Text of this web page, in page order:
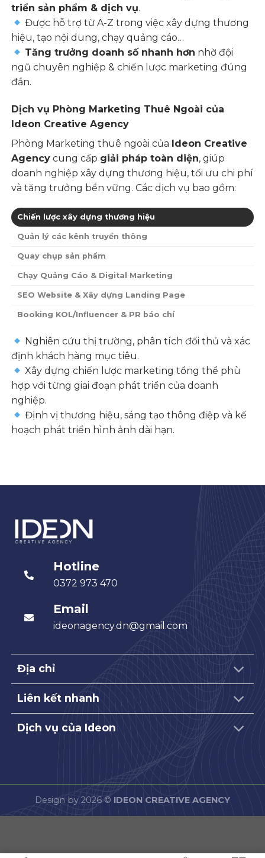
triển sản phẩm & dịch vụ.
Được hỗ trợ từ A-Z trong việc xây dựng thương
hiệu, tạo nội dung, chạy quảng cáo…
Tăng trưởng doanh số nhanh hơn nhờ đội
ngũ chuyên nghiệp & chiến lược marketing đúng
đắn.
Dịch vụ Phòng Marketing Thuê Ngoài của
Ideon Creative Agency
Phòng Marketing thuê ngoài của Ideon Creative
Agency cung cấp giải pháp toàn diện, giúp
doanh nghiệp xây dựng thương hiệu, tối ưu chi phí
và tăng trưởng bền vững. Các dịch vụ bao gồm:
Chiến lược xây dựng thương hiệu
Quản lý các kênh truyền thông
Quay chụp sản phẩm
Chạy Quảng Cáo & Digital Marketing
SEO Website & Xây dựng Landing Page
Booking KOL/Influencer & PR báo chí
Nghiên cứu thị trường, phân tích đối thủ và xác
định khách hàng mục tiêu.
Xây dựng chiến lược marketing tổng thể phù
hợp với từng giai đoạn phát triển của doanh
nghiệp.
Định vị thương hiệu, sáng tạo thông điệp và kế
hoạch phát triển hình ảnh dài hạn.
Hotline
0372 973 470
Email
ideonagency.dn@gmail.com
Địa chỉ
Liên kết nhanh
Dịch vụ của Ideon
Design by 2026 © IDEON CREATIVE AGENCY